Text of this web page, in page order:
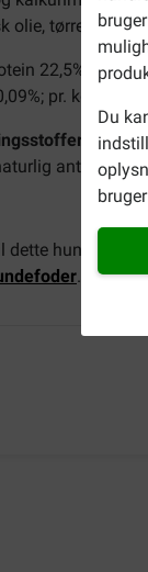
Du
olie, tørret
22,5%,
pr. kg: A-
pr. kg:
antioxidant.
dette
. Du